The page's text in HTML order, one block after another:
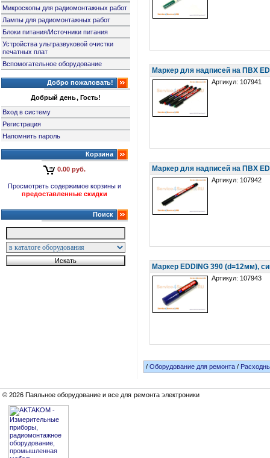
Микроскопы для радиомонтажных работ
Лампы для радиомонтажных работ
Блоки питания/Источники питания
Устройства ультразвуковой очистки
печатных плат
Вспомогательное оборудование
Добро пожаловать!
Добрый день, Гость!
Вход в систему
Регистрация
Напомнить пароль
Корзина
0.00 руб.
Просмотреть содержимое корзины и
предоставленные скидки
Поиск
Маркер для надписей на ПВХ
Артикул: 107941
Маркер для надписей на ПВХ
Артикул: 107942
Маркер EDDING 390 (d=12мм),
Артикул: 107943
/Оборудование для ремонта /
© 2026 Паяльное оборудование и все для ремонта электроники